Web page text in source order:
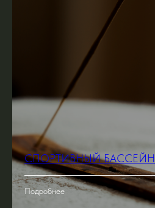
СПОРТИВНЫЙ БАССЕЙН
Подробнее